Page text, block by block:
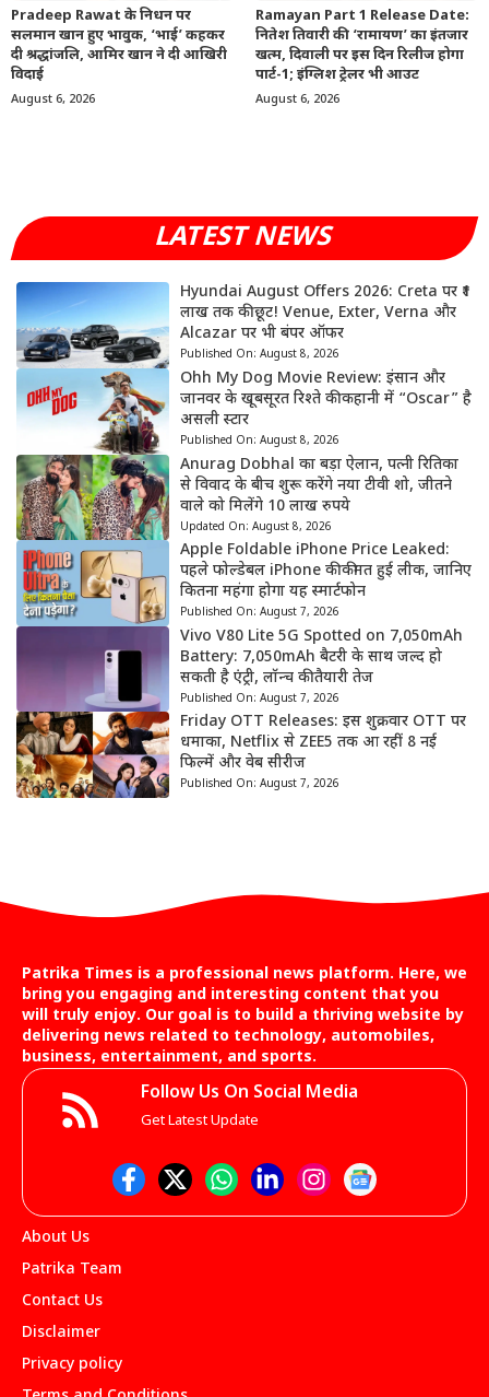
Pradeep Rawat के निधन पर
सलमान खान हुए भावुक, ‘भाई’ कहकर
दी श्रद्धांजलि, आमिर खान ने दी आखिरी
विदाई
August 6, 2026
Ramayan Part 1 Release Date:
नितेश तिवारी की ‘रामायण’ का इंतजार
खत्म, दिवाली पर इस दिन रिलीज होगा
पार्ट-1; इंग्लिश ट्रेलर भी आउट
August 6, 2026
LATEST NEWS
Hyundai August Offers 2026: Creta पर ₹1
लाख तक की छूट! Venue, Exter, Verna और
Alcazar पर भी बंपर ऑफर
Published On: August 8, 2026
Ohh My Dog Movie Review: इंसान और
जानवर के खूबसूरत रिश्ते की कहानी में “Oscar” है
असली स्टार
Published On: August 8, 2026
Anurag Dobhal का बड़ा ऐलान, पत्नी रितिका
से विवाद के बीच शुरू करेंगे नया टीवी शो, जीतने
वाले को मिलेंगे 10 लाख रुपये
Updated On: August 8, 2026
Apple Foldable iPhone Price Leaked:
पहले फोल्डेबल iPhone की कीमत हुई लीक, जानिए
कितना महंगा होगा यह स्मार्टफोन
Published On: August 7, 2026
Vivo V80 Lite 5G Spotted on 7,050mAh
Battery: 7,050mAh बैटरी के साथ जल्द हो
सकती है एंट्री, लॉन्च की तैयारी तेज
Published On: August 7, 2026
Friday OTT Releases: इस शुक्रवार OTT पर
धमाका, Netflix से ZEE5 तक आ रहीं 8 नई
फिल्में और वेब सीरीज
Published On: August 7, 2026
Patrika Times is a professional news platform. Here, we
bring you engaging and interesting content that you
will truly enjoy. Our goal is to build a thriving website by
delivering news related to technology, automobiles,
business, entertainment, and sports.
Follow Us On Social Media
Get Latest Update
About Us
Patrika Team
Contact Us
Disclaimer
Privacy policy